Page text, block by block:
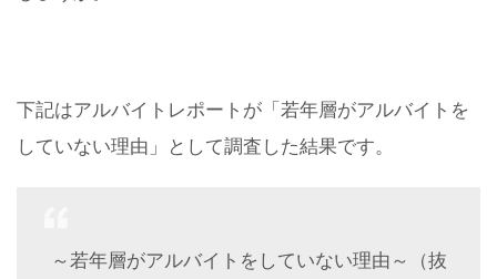
下記はアルバイトレポートが「若年層がアルバイトを
していない理由」として調査した結果です。
～若年層がアルバイトをしていない理由～（抜